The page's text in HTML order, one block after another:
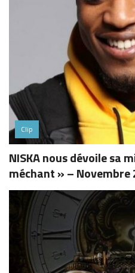
Clip
NISKA nous dévoile sa
méchant » – Novembre